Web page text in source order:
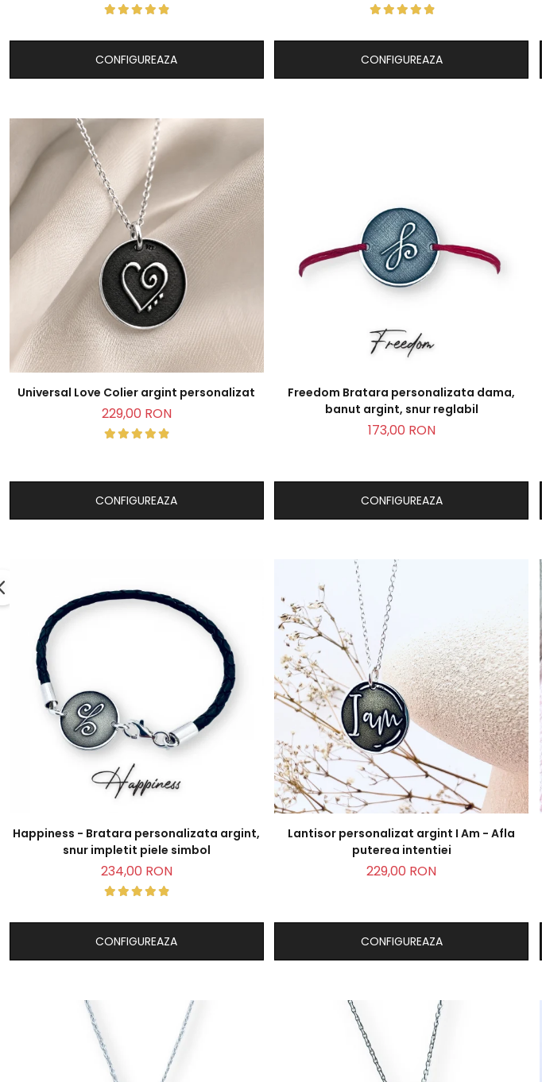
CONFIGUREAZA CONFIGUREAZA
Universal Love Colier argint personalizat
229,00 RON
CONFIGUREAZA
Freedom Bratara personalizata dama,
banut argint, snur reglabil
173,00 RON
CONFIGUREAZA
Happiness - Bratara personalizata argint,
snur impletit piele simbol
234,00 RON
CONFIGUREAZA
Lantisor personalizat argint I Am - Afla
puterea intentiei
229,00 RON
CONFIGUREAZA